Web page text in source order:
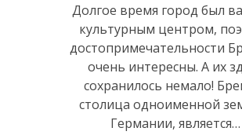
Долгое время город был
культурным центром,
достопримечательности
очень интересны. А их
сохранилось немало!
столица одноименной
Германии, является…